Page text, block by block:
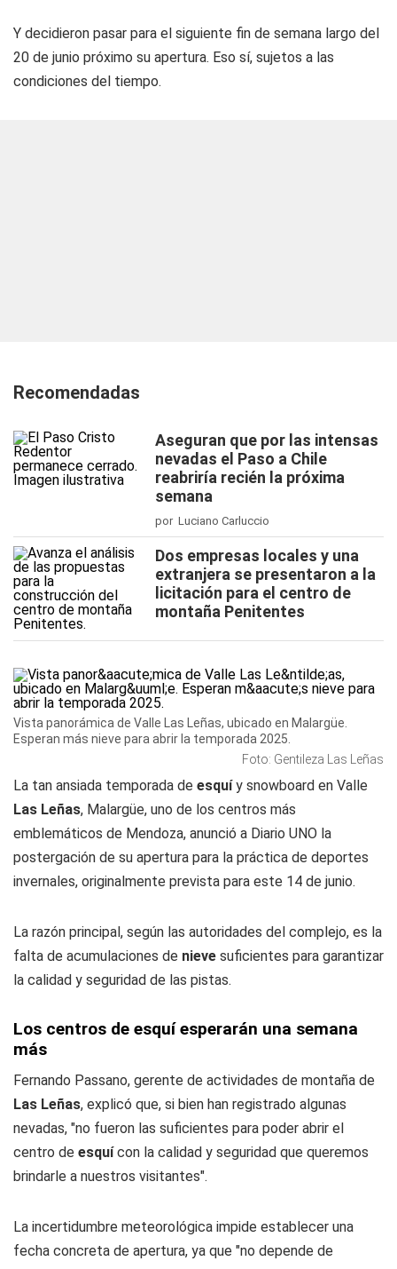
Y decidieron pasar para el siguiente fin de semana largo del
20 de junio próximo su apertura. Eso sí, sujetos a las
condiciones del tiempo.
Recomendadas
Aseguran que por las intensas
nevadas el Paso a Chile
reabriría recién la próxima
semana
por Luciano Carluccio
Dos empresas locales y una
extranjera se presentaron a la
licitación para el centro de
montaña Penitentes
Vista panorámica de Valle Las Leñas, ubicado en Malargüe.
Esperan más nieve para abrir la temporada 2025.
Foto: Gentileza Las Leñas
La tan ansiada temporada de esquíy snowboard en Valle
Las Leñas, Malargüe, uno de los centros más
emblemáticos de Mendoza, anunció a Diario UNO la
postergación de su apertura para la práctica de deportes
invernales, originalmente prevista para este 14 de junio.
La razón principal, según las autoridades del complejo, es la
falta de acumulaciones de nieve suficientes para garantizar
la calidad y seguridad de las pistas.
Los centros de esquí esperarán una semana
más
Fernando Passano, gerente de actividades de montaña de
Las Leñas, explicó que, si bien han registrado algunas
nevadas, "no fueron las suficientes para poder abrir el
centro de esquícon la calidad y seguridad que queremos
brindarle a nuestros visitantes".
La incertidumbre meteorológica impide establecer una
fecha concreta de apertura, ya que "no depende de